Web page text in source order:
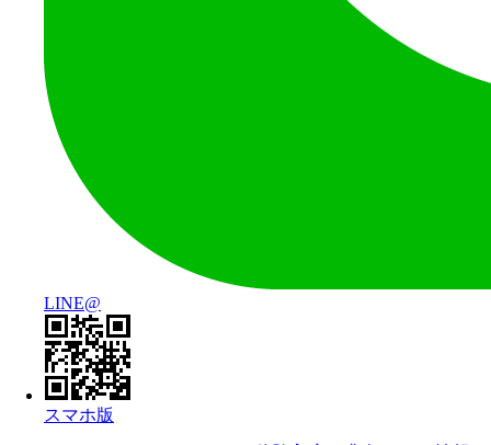
LINE@
スマホ版